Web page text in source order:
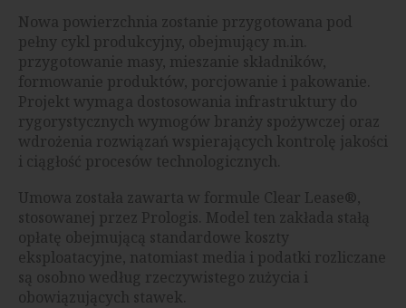
Nowa powierzchnia zostanie przygotowana pod
pełny cykl produkcyjny, obejmujący m.in.
przygotowanie masy, mieszanie składników,
formowanie produktów, porcjowanie i pakowanie.
Projekt wymaga dostosowania infrastruktury do
rygorystycznych wymogów branży spożywczej oraz
wdrożenia rozwiązań wspierających kontrolę jakości
i ciągłość procesów technologicznych.
Umowa została zawarta w formule Clear Lease®,
stosowanej przez Prologis. Model ten zakłada stałą
opłatę obejmującą standardowe koszty
eksploatacyjne, natomiast media i podatki rozliczane
są osobno według rzeczywistego zużycia i
obowiązujących stawek.